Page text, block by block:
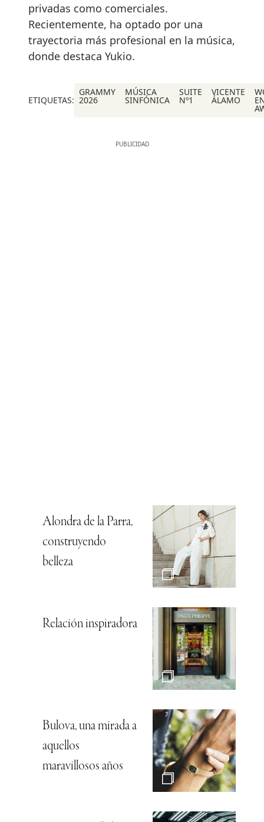
privadas como comerciales.
Recientemente, ha optado por una
trayectoria más profesional en la música,
donde destaca Yukio.
ETIQUETAS:
GRAMMY
2026
MÚSICA
SINFÓNICA
SUITE
Nº1
VICENTE
ÁLAMO
Alondra de la Parra,
construyendo
belleza
Relación inspiradora
Bulova, una mirada a
aquellos
maravillosos años